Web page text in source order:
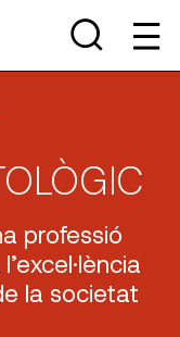
professió
la societat